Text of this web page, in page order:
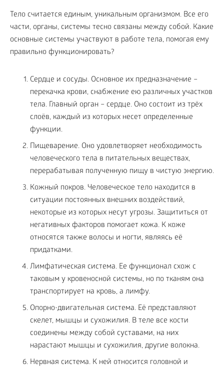
Тело считается единым, уникальным организмом. Все его
части, органы, системы тесно связаны между собой. Какие
основные системы участвуют в работе тела, помогая ему
правильно функционировать?
Сердце и сосуды. Основное их предназначение –
перекачка крови, снабжение ею различных участков
тела. Главный орган – сердце. Оно состоит из трёх
слоёв, каждый из которых несет определенные
функции.
Пищеварение. Оно удовлетворяет необходимость
человеческого тела в питательных веществах,
перерабатывая полученную пищу в чистую энергию.
Кожный покров. Человеческое тело находится в
ситуации постоянных внешних воздействий,
некоторые из которых несут угрозы. Защититься от
негативных факторов помогает кожа. К коже
относятся также волосы и ногти, являясь её
придатками.
Лимфатическая система. Ее функционал схож с
таковым у кровеносной системы, но по тканям она
транспортирует на кровь, а лимфу.
Опорно-двигательная система. Её представляют
скелет, мышцы и сухожилия. В теле все кости
соединены между собой суставами, на них
нарастают мышцы и сухожилия, другие волокна.
Нервная система. К ней относится головной и